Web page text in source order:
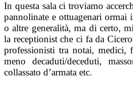
In questa sala ci troviamo
pannolinate e ottuagenari ormai
o altre generalità, ma di certo,
la receptionist che ci fa da
professionisti tra notai,
meno decaduti/deceduti,
collassato d’armata etc.